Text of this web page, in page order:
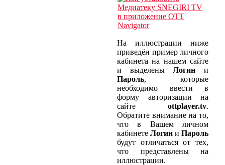
На иллюстрации ниже
приведён пример личного
кабинета на нашем сайте
и выделеныЛогин и
Пароль, которые
необходимо ввести в
форму авторизации на
сайте ottplayer.tv.
Обратите внимание на то,
что в Вашем личном
кабинете Логин и Пароль
будут отличаться от тех,
что представлены на
иллюстрации.